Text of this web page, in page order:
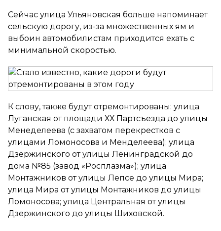
Сейчас улица Ульяновская больше напоминает
сельскую дорогу, из-за множественных ям и
выбоин автомобилистам приходится ехать с
минимальной скоростью.
К слову, также будут отремонтированы: улица
Луганская от площади ХХ Партсъезда до улицы
Менеделеева (с захватом перекрестков с
улицами Ломоносова и Менделеева); улица
Дзержинского от улицы Ленинградской до
дома №85 (завод «Росплазма»); улица
Монтажников от улицы Лепсе до улицы Мира;
улица Мира от улицы Монтажников до улицы
Ломоносова; улица Центральная от улицы
Дзержинского до улицы Шиховской.